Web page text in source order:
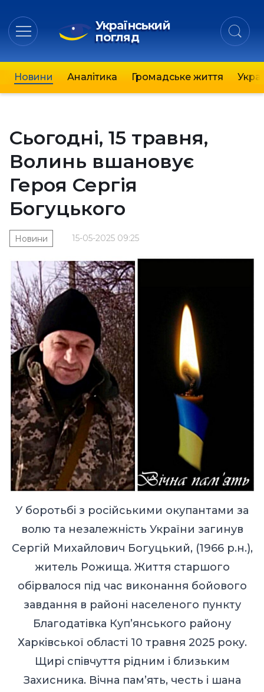
Український
погляд
Новини Аналітика Громадське життя
Сьогодні, 15 травня,
Волинь вшановує
Героя Сергія
Богуцького
15-05-2025 09:25
Новини
У боротьбі з російськими окупантами за
волю та незалежність України загинув
Сергій Михайлович Богуцький, (1966 р.н.),
житель Рожища. Життя старшого
обірвалося під час виконання бойового
завдання в районі населеного пункту
Благодатівка Куп’янського району
Харківської області 10 травня 2025 року.
Щирі співчуття рідним і близьким
Захисника. Вічна пам’ять, честь і шана